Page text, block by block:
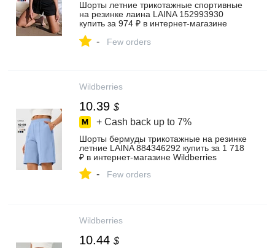
Шорты летние трикотажные спортивные
на резинке лаина LAINA 152993930
купить за 974 ₽ в интернет‑магазине
- Few orders
Wildberries
10.39 $
+ Cash back up to 7%
Шорты бермуды трикотажные на резинке
летние LAINA 884346292 купить за 1 718
₽ в интернет‑магазине Wildberries
- Few orders
Wildberries
10.44 $